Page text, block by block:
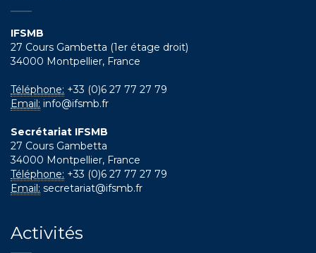
IFSMB
27 Cours Gambetta (1er étage droit)
34000 Montpellier, France
Téléphone: +33 (0)6 27 77 27 79
Email: info@ifsmb.fr
Secrétariat IFSMB
27 Cours Gambetta
34000 Montpellier, France
Téléphone: +33 (0)6 27 77 27 79
Email: secretariat@ifsmb.fr
Activités